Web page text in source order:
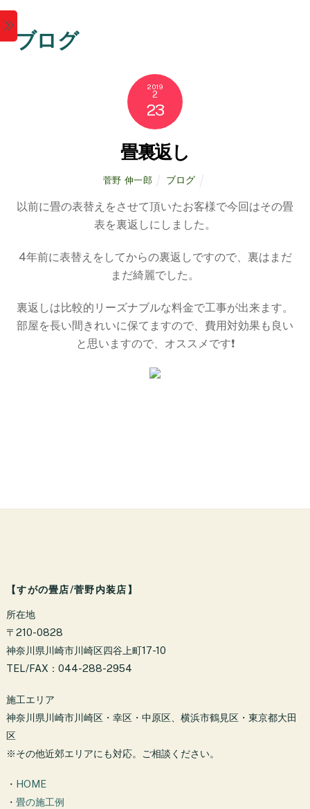
ブログ
2019
2
23
畳裏返し
菅野 伸一郎 ブログ
以前に畳の表替えをさせて頂いたお客様で今回はその畳
表を裏返しにしました。
4年前に表替えをしてからの裏返しですので、裏はまだ
まだ綺麗でした。
裏返しは比較的リーズナブルな料金で工事が出来ます。
部屋を長い間きれいに保てますので、費用対効果も良い
と思いますので、オススメです❗️
【すがの畳店/菅野内装店】
所在地
〒210-0828
神奈川県川崎市川崎区四谷上町17-10
TEL/FAX：044-288-2954
施工エリア
神奈川県川崎市川崎区・幸区・中原区、横浜市鶴見区・東京都大田
区
※その他近郊エリアにも対応。ご相談ください。
・ HOME
・ 畳の施工例